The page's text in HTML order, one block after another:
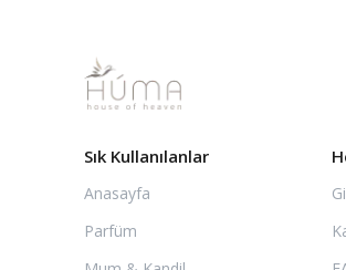
Sık Kullanılanlar
Anasayfa
Parfüm